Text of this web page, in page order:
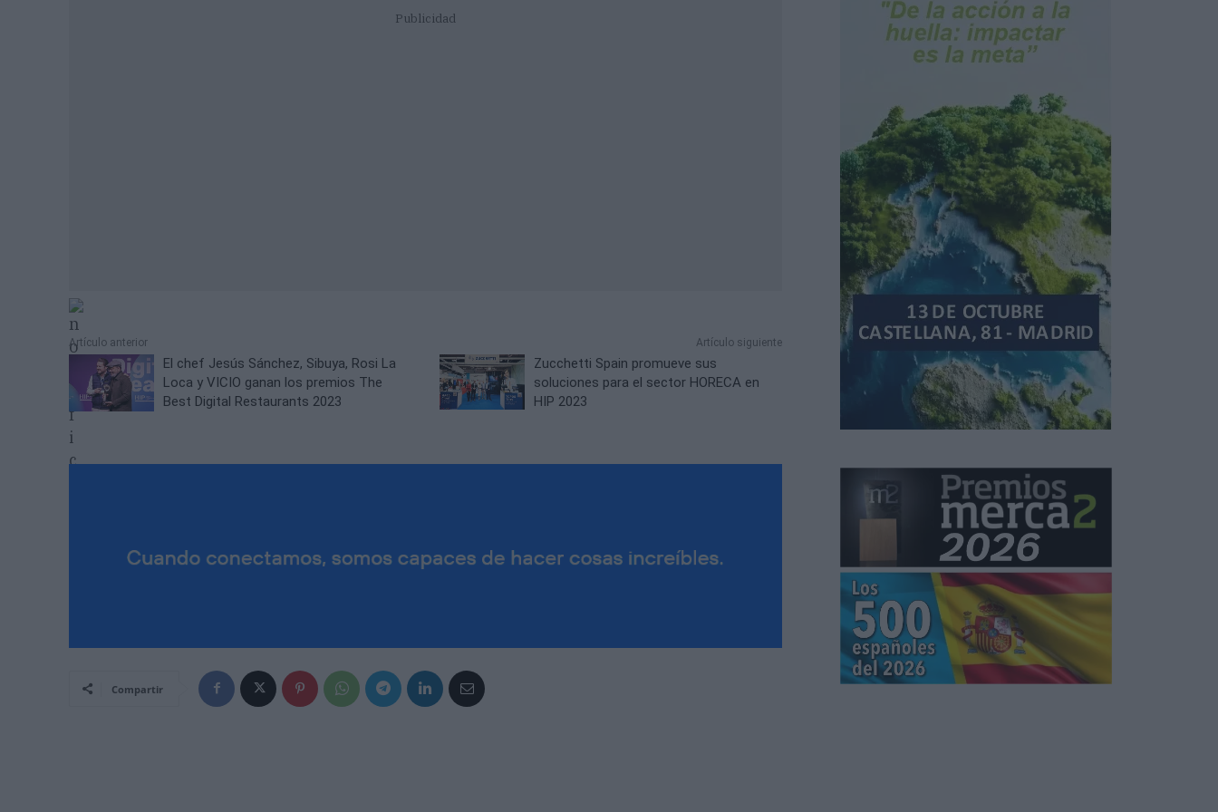
Publicidad
Artículo anterior
El chef Jesús Sánchez, Sibuya, Rosi La
Loca y VICIO ganan los premios The
Best Digital Restaurants 2023
Artículo siguiente
Zucchetti Spain promueve sus
soluciones para el sector HORECA en
HIP 2023
Compartir